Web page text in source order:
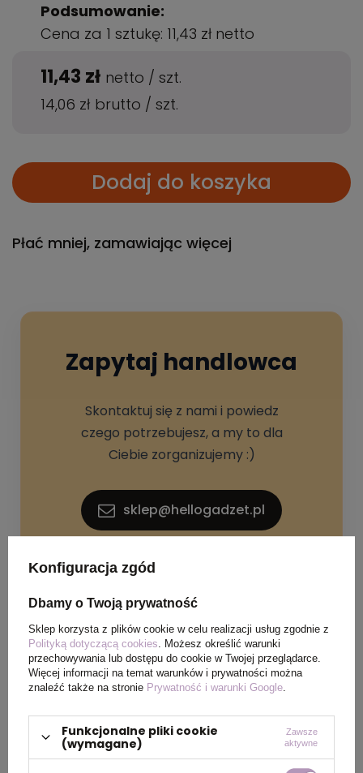
Podsumowanie:
Cena za 1 sztukę: 11,43 zł netto
11,43 zł netto / szt.
14,06 zł brutto / szt.
Dodaj do koszyka
Płać mniej, zamawiając więcej
Zapytaj handlowca
Skontaktuj się z nami i powiedz
czego potrzebujesz, a my to dla
Ciebie zorganizujemy :)
sklep@hellogadzet.pl
+48 733 367 006
SPECYFIKACJA PRODUKTU
Materiał
Konfiguracja zgód
Dbamy o Twoją prywatność
Sklep korzysta z plików cookie w celu realizacji usług zgodnie z
Polityką dotyczącą cookies . Możesz określić warunki
przechowywania lub dostępu do cookie w Twojej przeglądarce.
Więcej informacji na temat warunków i prywatności można
znaleźć także na stronie Prywatność i warunki Google
Funkcjonalne pliki cookie
(wymagane)
Zawsze
aktywne